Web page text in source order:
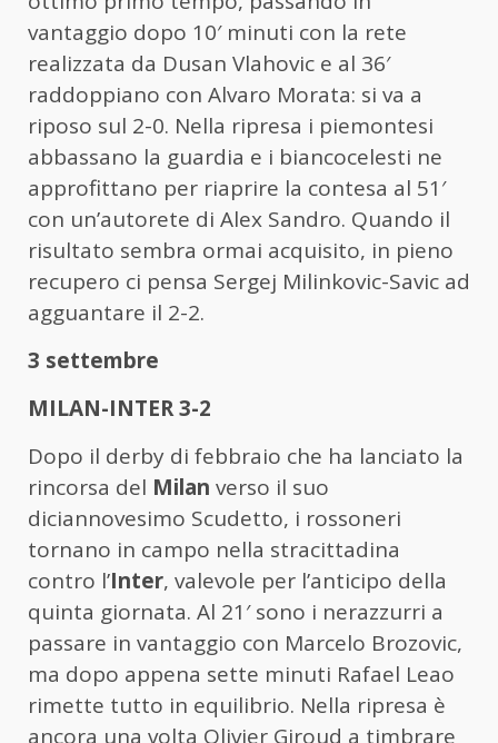
vantaggio dopo 10′ minuti con la rete
realizzata da Dusan Vlahovic e al 36′
raddoppiano con Alvaro Morata: si va a
riposo sul 2-0. Nella ripresa i piemontesi
abbassano la guardia e i biancocelesti ne
approfittano per riaprire la contesa al 51′
con un’autorete di Alex Sandro. Quando il
risultato sembra ormai acquisito, in pieno
recupero ci pensa Sergej Milinkovic-Savic ad
agguantare il 2-2.
3 settembre
MILAN-INTER 3-2
Dopo il derby di febbraio che ha lanciato la
rincorsa del Milan verso il suo
diciannovesimo Scudetto, i rossoneri
tornano in campo nella stracittadina
contro l’Inter, valevole per l’anticipo della
quinta giornata. Al 21′ sono i nerazzurri a
passare in vantaggio con Marcelo Brozovic,
ma dopo appena sette minuti Rafael Leao
rimette tutto in equilibrio. Nella ripresa è
ancora una volta Olivier Giroud a timbrare